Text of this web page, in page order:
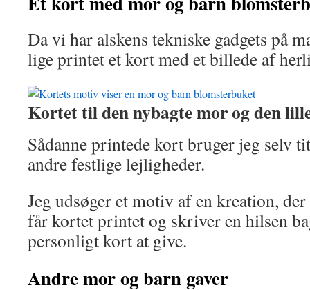
Da vi har alskens tekniske gadgets på
lige printet et kort med et billede af
Kortet til den nybagte mor og den
Sådanne printede kort bruger jeg selv
andre festlige lejligheder.
Jeg udsøger et motiv af en kreation,
får kortet printet og skriver en hilsen
personligt kort at give.
Andre mor og barn gaver